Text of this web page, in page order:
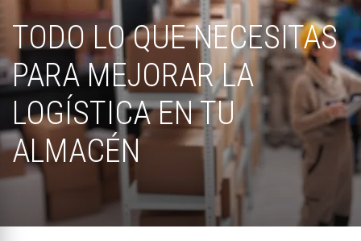
TODO LO QUE NECESITAS
PARA MEJORAR LA
LOGÍSTICA EN TU
ALMACÉN